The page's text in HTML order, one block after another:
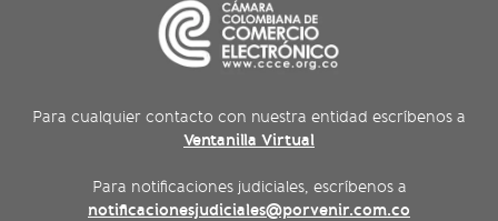
Para cualquier contacto con nuestra entidad escríbenos a
Ventanilla Virtual
Para notificaciones judiciales, escríbenos a
notificacionesjudiciales@porvenir.com.co